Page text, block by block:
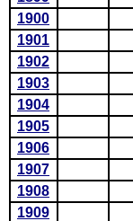
1900
1901
1902
1903
1904
1905
1906
1907
1908
1909